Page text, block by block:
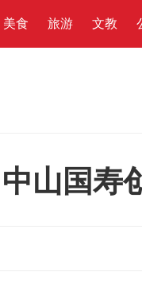
美食 旅游 文教
山国